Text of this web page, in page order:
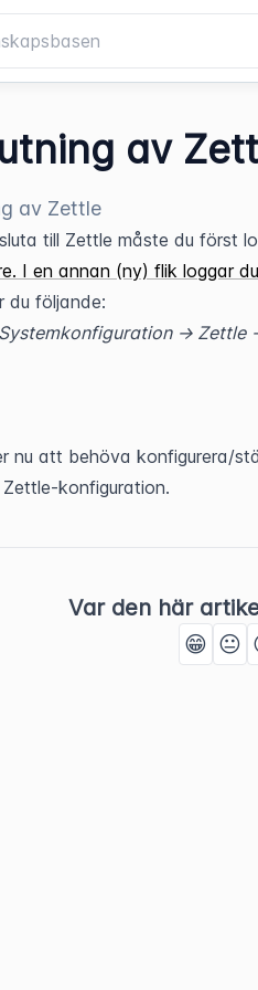
av
av Zettle
till Zettle måste du först
I en annan (ny) flik loggar
du följande:
Systemkonfiguration -> Zettle
nu att behöva konfigurera/
konfiguration.
Var den här
😁 😐